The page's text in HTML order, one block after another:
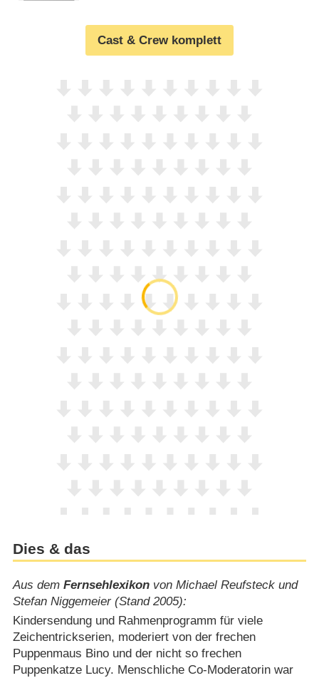
Cast & Crew komplett
Dies & das
Aus dem Fernsehlexikonvon Michael Reufsteck und
Stefan Niggemeier (Stand 2005):
Kindersendung und Rahmenprogramm für viele
Zeichentrickserien, moderiert von der frechen
Puppenmaus Bino und der nicht so frechen
Puppenkatze Lucy. Menschliche Co-Moderatorin war